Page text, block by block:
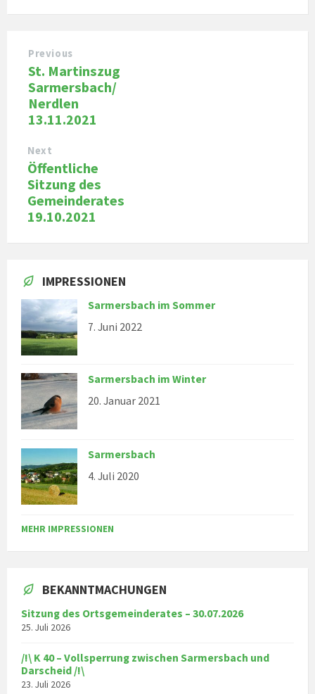
Previous
St. Martinszug
Sarmersbach/
Nerdlen
13.11.2021
Next
Öffentliche
Sitzung des
Gemeinderates
19.10.2021
IMPRESSIONEN
Sarmersbach im Sommer
7. Juni 2022
Sarmersbach im Winter
20. Januar 2021
Sarmersbach
4. Juli 2020
MEHR IMPRESSIONEN
BEKANNTMACHUNGEN
Sitzung des Ortsgemeinderates – 30.07.2026
25. Juli 2026
/!\ K 40 – Vollsperrung zwischen Sarmersbach und
Darscheid /!\
23. Juli 2026